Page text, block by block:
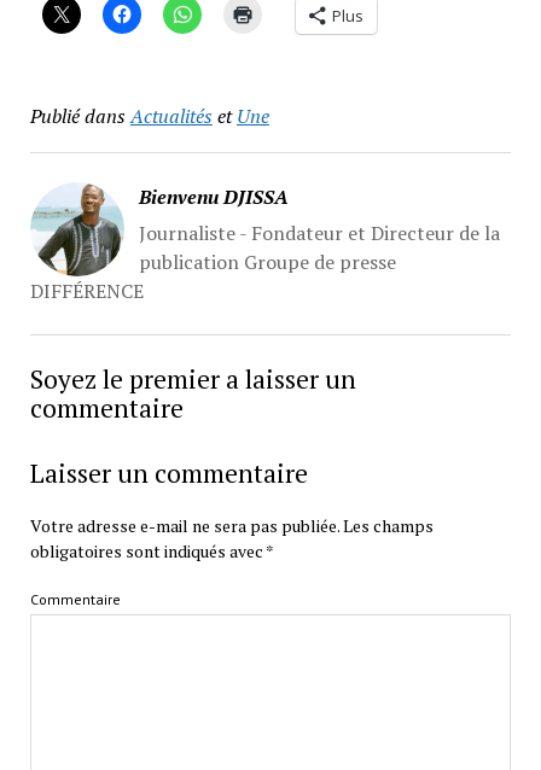
Plus
Publié dansActualitésetUne
Bienvenu DJISSA
Journaliste - Fondateur et Directeur de la
publication Groupe de presse
DIFFÉRENCE
Soyez le premier a laisser un
commentaire
Laisser un commentaire
Votre adresse e-mail ne sera pas publiée.Les champs
obligatoires sont indiqués avec *
Commentaire